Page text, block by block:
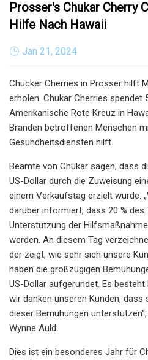
Prosser's Chukar Cherry
Hilfe Nach Hawaii
Jan 21, 2024
Chucker Cherries in Prosser hilft
erholen. Chukar Cherries spendet
Amerikanische Rote Kreuz in
Bränden betroffenen Menschen
Gesundheitsdiensten hilft.
Beamte von Chukar sagen, dass
US-Dollar durch die Zuweisung
einem Verkaufstag erzielt wurde.
darüber informiert, dass 20 %
Unterstützung der
werden. An diesem Tag
der zeigt, wie sehr sich unsere
haben die großzügigen
US-Dollar aufgerundet. Es
wir danken unseren Kunden,
dieser Bemühungen
Wynne Auld.
Dies ist ein besonderes Jahr für